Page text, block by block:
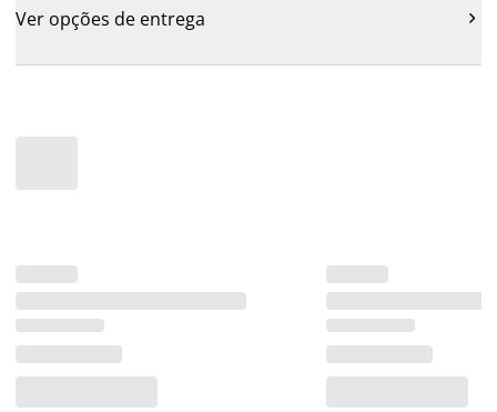
Ver opções de entrega 